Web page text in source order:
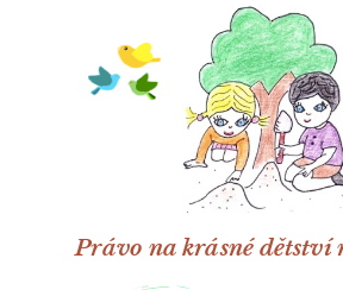
Právo na krásné dětství